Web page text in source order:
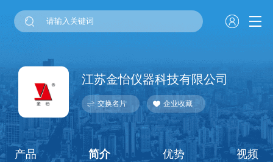
江苏金怡仪器科技有限公司
交换名片 企业收藏
产品 简介 优势 视频